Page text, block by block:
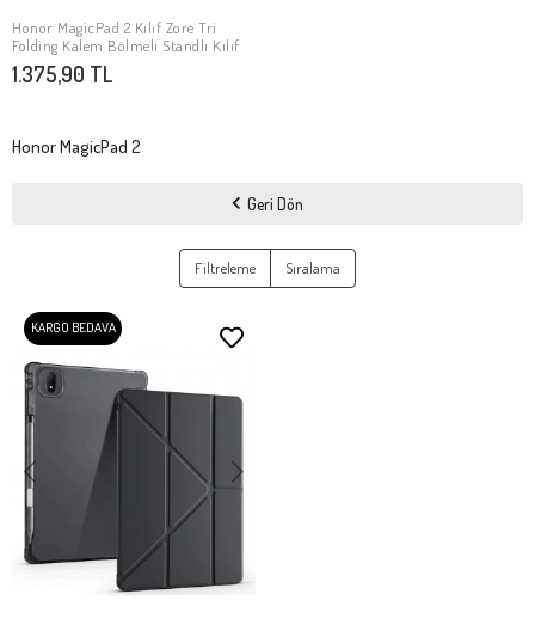
SEPETE EKLE
Honor MagicPad 2 Kılıf Zore Tri
Folding Kalem Bölmeli Standlı Kılıf
1.375,90 TL
Honor MagicPad 2
Geri Dön
Filtreleme Sıralama
KARGO BEDAVA